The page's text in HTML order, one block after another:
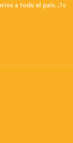
a todo el país.¡Te